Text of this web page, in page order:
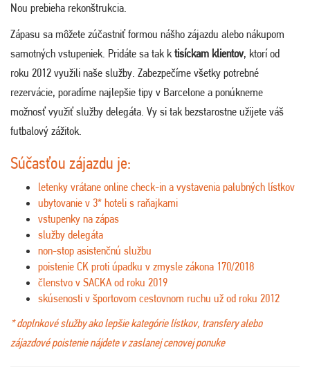
Nou prebieha rekonštrukcia.
Zápasu sa môžete zúčastniť formou nášho zájazdu alebo nákupom
samotných vstupeniek. Pridáte sa tak ktisíckam klientov, ktorí od
roku 2012 využili naše služby. Zabezpečíme všetky potrebné
rezervácie, poradíme najlepšie tipy v Barcelone a ponúkneme
možnosť využiť služby delegáta. Vy si tak bezstarostne užijete váš
futbalový zážitok.
Súčasťou zájazdu je:
letenky vrátane online check-in a vystavenia palubných lístkov
ubytovanie v 3* hoteli s raňajkami
vstupenky na zápas
služby delegáta
non-stop asistenčnú službu
poistenie CK proti úpadku v zmysle zákona 170/2018
členstvo v SACKA od roku 2019
skúsenosti v športovom cestovnom ruchu už od roku 2012
* doplnkové služby ako lepšie kategórie lístkov, transfery alebo
zájazdové poistenie nájdete v zaslanej cenovej ponuke